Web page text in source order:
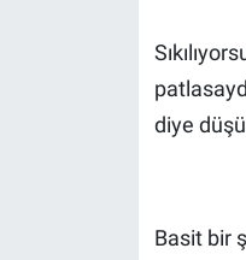
diye
Basit bir